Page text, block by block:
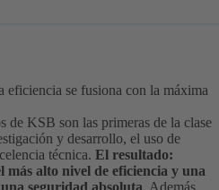
eficiencia se fusiona con la máxima
de KSB son las primeras de la clase
y desarrollo, el uso de
técnica. El resultado:
alto nivel de eficiencia y una
seguridad absoluta. Además